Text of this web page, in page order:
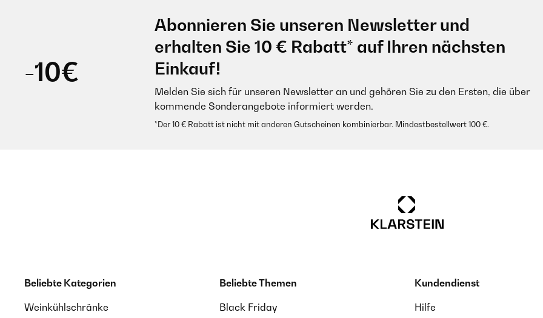
-10€
Abonnieren Sie unseren Newsletter und
erhalten Sie 10 € Rabatt* auf Ihren nächsten
Einkauf!
Melden Sie sich für unseren Newsletter an und gehören Sie zu den Ersten, die über
kommende Sonderangebote informiert werden.
*Der 10 € Rabatt ist nicht mit anderen Gutscheinen kombinierbar. Mindestbestellwert 100 €.
Beliebte Kategorien
Weinkühlschränke
Beliebte Themen
Black Friday
Kundendienst
Hilfe